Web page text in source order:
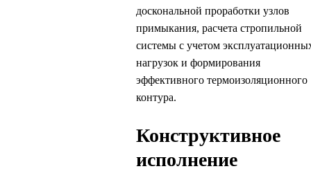
доскональной проработки узлов
примыкания, расчета стропильной
системы с учетом
нагрузок и формирования
эффективного термоизоляционного
контура.
Конструктивное
исполнение